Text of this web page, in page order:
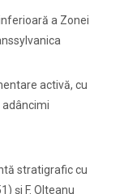
a Zonei
activă, cu
stratigrafic cu
şi F. Olteanu